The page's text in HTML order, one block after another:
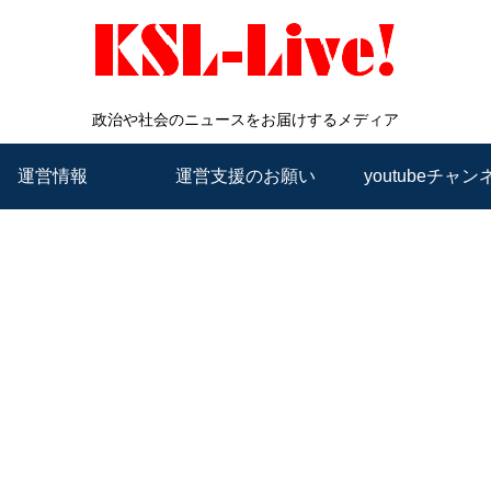
政治や社会のニュースをお届けするメディア
運営情報 運営支援のお願い youtubeチャン